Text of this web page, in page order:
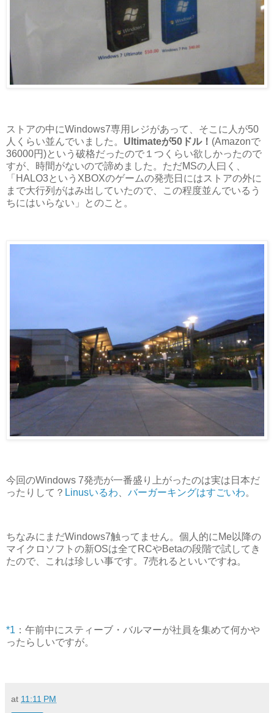
ストアの中にWindows7専用レジがあって、そこに人が50
人くらい並んでいました。 Ultimateが50ドル！ (Amazonで
36000円)という破格だったので１つくらい欲しかったので
すが、時間がないので諦めました。ただMSの人曰く、
「HALO3というXBOXのゲームの発売日にはストアの外に
まで大行列がはみ出していたので、この程度並んでいるう
ちにはいらない」とのこと。
今回のWindows 7発売が一番盛り上がったのは実は日本だ
ったりして？ Linusいるわ バーガーキングはすごいわ。
ちなみにまだWindows7触ってません。個人的にMe以降の
マイクロソフトの新OSは全てRCやBetaの段階で試してき
たので、これは珍しい事です。7売れるといいですね。
*1 ：午前中にスティーブ・バルマーが社員を集めて何かや
ったらしいですが。
at 11:11 PM